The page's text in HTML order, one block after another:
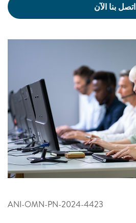
اتصل بنا الآن
ANI-OMN-PN-2024-4423